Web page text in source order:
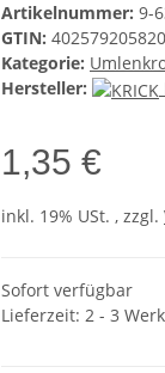
Artikelnummer: 9-
GTIN:
Kategorie:
Hersteller:
1,35 €
inkl. 19% USt. , zzgl.
Sofort verfügbar
Lieferzeit: 2 - 3